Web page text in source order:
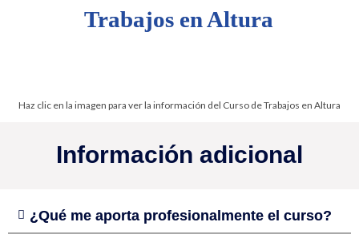
Trabajos en Altura
Haz clic en la imagen para ver la información del Curso de Trabajos en Altura
Información adicional
¿Qué me aporta profesionalmente el curso?